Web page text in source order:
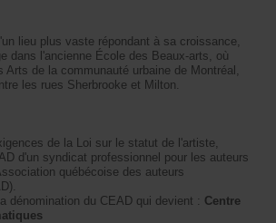
arts,où
Centre